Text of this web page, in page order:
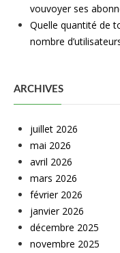
vouvoyer ses
Quelle quantité de
nombre
ARCHIVES
juillet 2026
mai 2026
avril 2026
mars 2026
février 2026
janvier 2026
décembre 2025
novembre 2025